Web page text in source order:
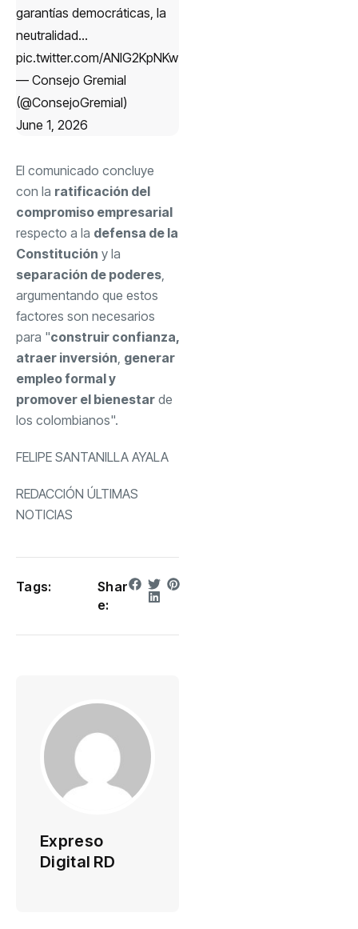
garantías democráticas, la
neutralidad…
pic.twitter.com/ANIG2KpNKw
— Consejo Gremial
(@ConsejoGremial)
June 1, 2026
El comunicado concluye
con la ratificación del
compromiso empresarial
respecto a la defensa de la
Constitución y la
separación de poderes
argumentando que estos
factores son necesarios
para "construir confianza,
atraer inversión generar
empleo formal y
promover el bienestar de
los colombianos".
FELIPE SANTANILLA AYALA
REDACCIÓN ÚLTIMAS
NOTICIAS
Tags:
Shar
e:
Expreso
Digital RD